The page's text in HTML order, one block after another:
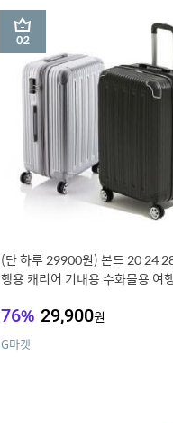
2
(단 하루 29900원) 본드 20 24
행용 캐리어 기내용 수화물용 여
76% 29,900원
G마켓